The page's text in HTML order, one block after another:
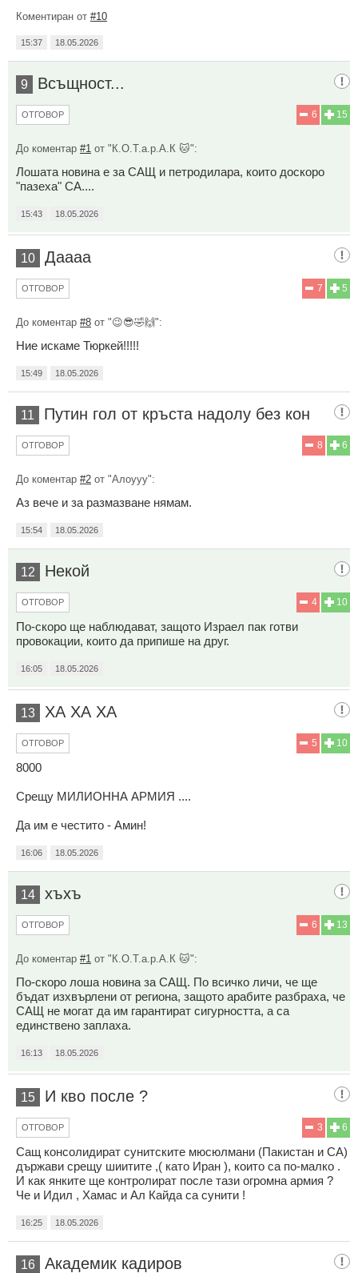
Коментиран от #10
15:37 18.05.2026
9 Всъщност...
15
6
ОТГОВОР
До коментар #1 от "К.О.Т.а.р.А.К 🐱":
Лошата новина е за САЩ и петродилара, които доскоро
"пазеха" СА....
15:43 18.05.2026
10 Даааа
5
7
ОТГОВОР
До коментар #8 от "😉😎🤣🙌":
Ние искаме Тюркей!!!!!
15:49 18.05.2026
11 Путин гол от кръста надолу без кон
6
8
ОТГОВОР
До коментар #2 от "Алоууу":
Аз вече и за размазване нямам.
15:54 18.05.2026
12 Некой
10
4
ОТГОВОР
По-скоро ще наблюдават, защото Израел пак готви
провокации, които да припише на друг.
16:05 18.05.2026
13 ХА ХА ХА
10
5
ОТГОВОР
8000
Срещу МИЛИОННА АРМИЯ ....
Да им е честито - Амин!
16:06 18.05.2026
14 хъхъ
13
6
ОТГОВОР
До коментар #1 от "К.О.Т.а.р.А.К 🐱":
По-скоро лоша новина за САЩ. По всичко личи, че ще
бъдат изхвърлени от региона, защото арабите разбраха, че
САЩ не могат да им гарантират сигурността, а са
единствено заплаха.
16:13 18.05.2026
15 И кво после ?
6
3
ОТГОВОР
Сащ консолидират сунитските мюсюлмани (Пакистан и СА)
държави срещу шиитите ,( като Иран ), които са по-малко .
И как янките ще контролират после тази огромна армия ?
Че и Идил , Хамас и Ал Кайда са сунити !
16:25 18.05.2026
16 Академик кадиров